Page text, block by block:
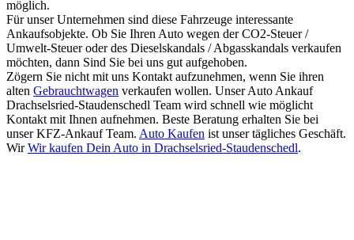
möglich.
Für unser Unternehmen sind diese Fahrzeuge interessante
Ankaufsobjekte. Ob Sie Ihren Auto wegen der CO2-Steuer /
Umwelt-Steuer oder des Dieselskandals / Abgasskandals verkaufen
möchten, dann Sind Sie bei uns gut aufgehoben.
Zögern Sie nicht mit uns Kontakt aufzunehmen, wenn Sie ihren
alten Gebrauchtwagen verkaufen wollen. Unser Auto Ankauf
Drachselsried-Staudenschedl Team wird schnell wie möglicht
Kontakt mit Ihnen aufnehmen. Beste Beratung erhalten Sie bei
unser KFZ-Ankauf Team. Auto Kaufen ist unser tägliches Geschäft.
WirWir kaufen Dein Auto in Drachselsried-Staudenschedl.